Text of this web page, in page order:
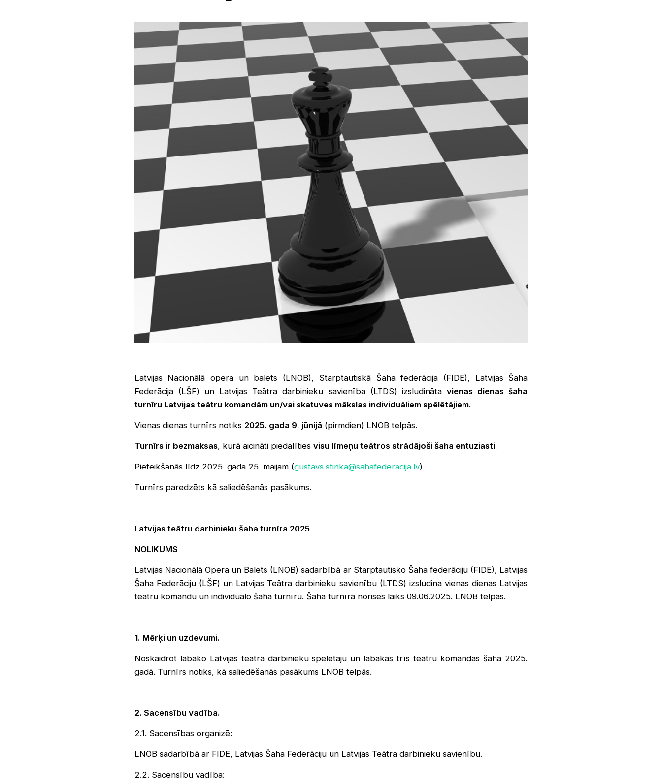
Latvijas Nacionālā opera un balets (LNOB), Starptautiskā Šaha federācija (FIDE), Latvijas Šaha
Federācija (LŠF) un Latvijas Teātra darbinieku savienība (LTDS) izsludinātavienas dienas šaha
turnīru Latvijas teātru komandām un/vai skatuves mākslas individuāliem spēlētājiem.
Vienas dienas turnīrs notiks 2025. gada 9. jūnijā (pirmdien) LNOB telpās.
Turnīrs ir bezmaksas, kurā aicināti piedalīties visu līmeņu teātros strādājoši šaha entuziasti.
Pieteikšanās līdz 2025. gada 25. maijam(gustavs.stinka@sahafederacija.lv).
Turnīrs paredzēts kā saliedēšanās pasākums.
Latvijas teātru darbinieku šaha turnīra 2025
NOLIKUMS
Latvijas Nacionālā Opera un Balets (LNOB) sadarbībā ar Starptautisko Šaha federāciju (FIDE), Latvijas
Šaha Federāciju (LŠF) un Latvijas Teātra darbinieku savienību (LTDS) izsludina vienas dienas Latvijas
teātru komandu un individuālo šaha turnīru. Šaha turnīra norises laiks 09.06.2025. LNOB telpās.
1. Mērķi un uzdevumi.
Noskaidrot labāko Latvijas teātra darbinieku spēlētāju un labākās trīs teātru komandas šahā 2025.
gadā. Turnīrs notiks, kā saliedēšanās pasākums LNOB telpās.
2. Sacensību vadība.
2.1. Sacensības organizē:
LNOB sadarbībā ar FIDE, Latvijas Šaha Federāciju un Latvijas Teātra darbinieku savienību.
2.2. Sacensību vadība: